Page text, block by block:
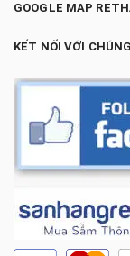
GOOGLE MAP
KẾT NỐI VỚI